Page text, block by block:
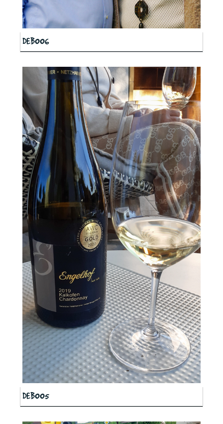
DEB006
DEB005